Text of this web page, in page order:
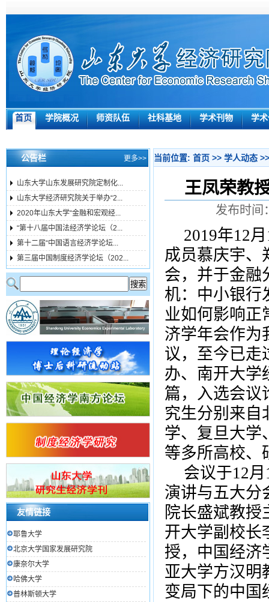
首页 学院概况 师资队伍 社科基地 学术刊物 学
公告栏 更多>>
山东大学山东发展研究院定制化...
山东大学经济研究院关于举办“2...
2020年山东大学“金融和宏观经...
“第十八届中国法经济学论坛（2...
第十二届“中国语言经济学论坛...
第三届中国制度经济学论坛（202...
友情链接
耶鲁大学
北京大学国家发展研究院
康奈尔大学
哈佛大学
普林斯顿大学
当前位置: 首页 >> 学人动态
王凤荣教
发布时
2019年12月
成员慕庆宇、
会，并于金融
机：中小银行
业如何影响正
济学年会作为
议，至今已走
办、南开大学
篇，入选会议
究生分别来自
学、复旦大学
等多所高校、
会议于12月
演讲与五大分
院长盛斌教
开大学副校长
授，中国经济
亚大学方汉明
变局下的中国